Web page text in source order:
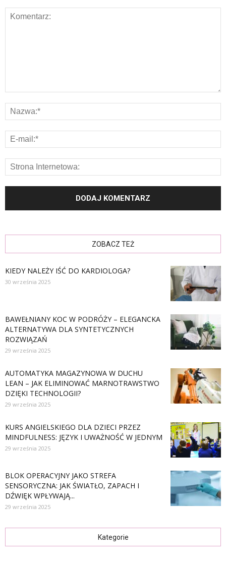
ZOBACZ TEŻ
KIEDY NALEŻY IŚĆ DO KARDIOLOGA?
30 września 2025
BAWEŁNIANY KOC W PODRÓŻY – ELEGANCKA
ALTERNATYWA DLA SYNTETYCZNYCH
ROZWIĄZAŃ
29 września 2025
AUTOMATYKA MAGAZYNOWA W DUCHU
LEAN – JAK ELIMINOWAĆ MARNOTRAWSTWO
DZIĘKI TECHNOLOGII?
29 września 2025
KURS ANGIELSKIEGO DLA DZIECI PRZEZ
MINDFULNESS: JĘZYK I UWAŻNOŚĆ W JEDNYM
29 września 2025
BLOK OPERACYJNY JAKO STREFA
SENSORYCZNA: JAK ŚWIATŁO, ZAPACH I
DŹWIĘK WPŁYWAJĄ...
29 września 2025
Kategorie